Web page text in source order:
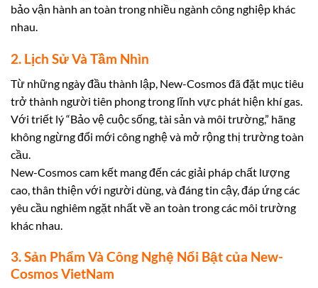
bảo vận hành an toàn trong nhiều ngành công nghiệp khác
nhau.
2. Lịch Sử Và Tầm Nhìn
Từ những ngày đầu thành lập, New-Cosmos đã đặt mục tiêu
trở thành người tiên phong trong lĩnh vực phát hiện khí gas.
Với triết lý “Bảo vệ cuộc sống, tài sản và môi trường,” hãng
không ngừng đổi mới công nghệ và mở rộng thị trường toàn
cầu.
New-Cosmos cam kết mang đến các giải pháp chất lượng
cao, thân thiện với người dùng, và đáng tin cậy, đáp ứng các
yêu cầu nghiêm ngặt nhất về an toàn trong các môi trường
khác nhau.
3. Sản Phẩm Và Công Nghệ Nổi Bật của New-
Cosmos VietNam